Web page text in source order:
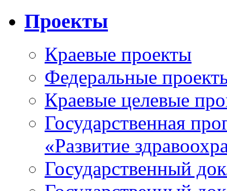
Проекты
Краевые проекты
Федеральные
Краевые целевые
Государственная
«Развитие
Государственный